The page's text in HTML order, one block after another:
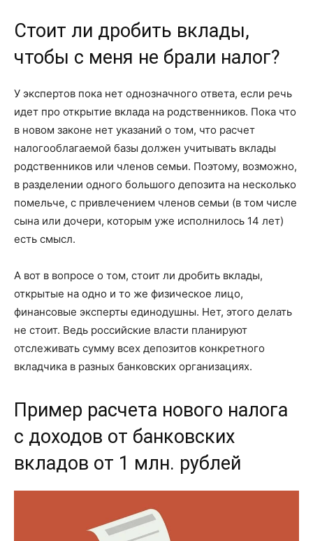
Стоит ли дробить вклады,
чтобы с меня не брали налог?
У экспертов пока нет однозначного ответа, если речь
идет про открытие вклада на родственников. Пока что
в новом законе нет указаний о том, что расчет
налогооблагаемой базы должен учитывать вклады
родственников или членов семьи. Поэтому, возможно,
в разделении одного большого депозита на несколько
помельче, с привлечением членов семьи (в том числе
сына или дочери, которым уже исполнилось 14 лет)
есть смысл.
А вот в вопросе о том, стоит ли дробить вклады,
открытые на одно и то же физическое лицо,
финансовые эксперты единодушны. Нет, этого делать
не стоит. Ведь российские власти планируют
отслеживать сумму всех депозитов конкретного
вкладчика в разных банковских организациях.
Пример расчета нового налога
с доходов от банковских
вкладов от 1 млн. рублей